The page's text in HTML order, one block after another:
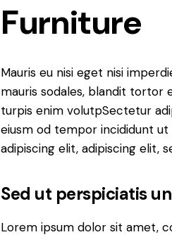
Furniture
Mauris eu nisi eget nisi
mauris sodales, blandit tortor
turpis enim volutpSectetur
eiusm od tempor incididunt
adipiscing elit, adipiscing elit,
Sed ut perspiciatis
Lorem ipsum dolor sit amet,